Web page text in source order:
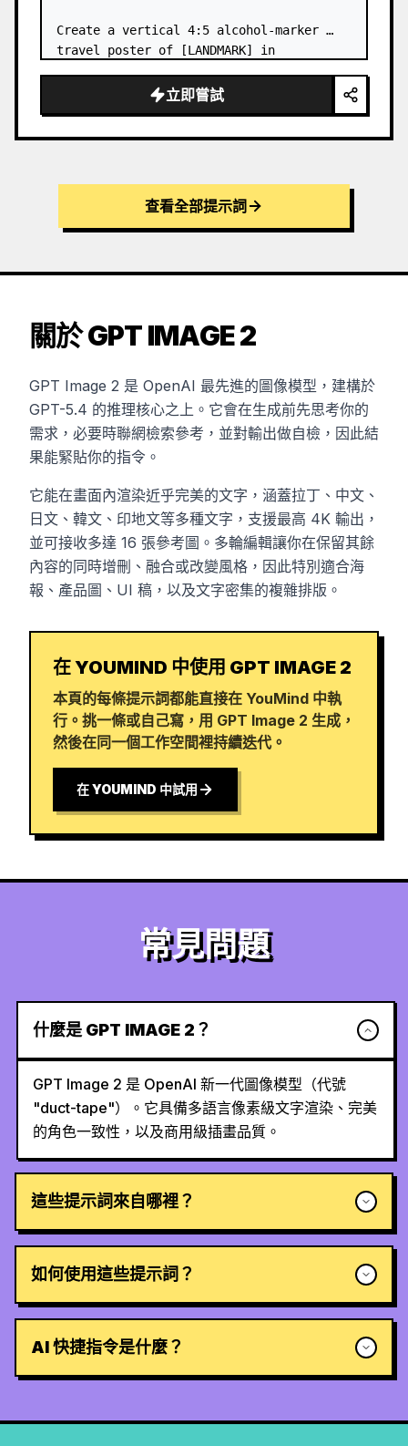
Create a vertical 4:5 alcohol-marker
travel poster of [LANDMARK] in
pedestrian viewpoint. Make it f…
立即嘗試
查看全部提示詞
關於 GPT IMAGE 2
GPT Image 2 是 OpenAI 最先進的圖像模型，建構於
GPT-5.4 的推理核心之上。它會在生成前先思考你的
需求，必要時聯網檢索參考，並對輸出做自檢，因此結
果能緊貼你的指令。
它能在畫面內渲染近乎完美的文字，涵蓋拉丁、中文、
日文、韓文、印地文等多種文字，支援最高 4K 輸出，
並可接收多達 16 張參考圖。多輪編輯讓你在保留其餘
內容的同時增刪、融合或改變風格，因此特別適合海
報、產品圖、UI 稿，以及文字密集的複雜排版。
在 YOUMIND 中使用 GPT IMAGE 2
本頁的每條提示詞都能直接在 YouMind 中執
行。挑一條或自己寫，用 GPT Image 2 生成，
然後在同一個工作空間裡持續迭代。
在 YOUMIND 中試用
常見問題
什麼是 GPT IMAGE 2？
GPT Image 2 是 OpenAI 新一代圖像模型（代號
"duct-tape"）。它具備多語言像素級文字渲染、完美
的角色一致性，以及商用級插畫品質。
這些提示詞來自哪裡？
如何使用這些提示詞？
AI 快捷指令是什麼？